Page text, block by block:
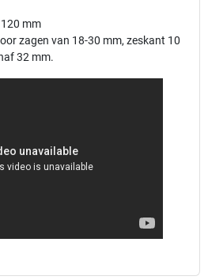
mm
zagen van 18-30 mm, zeskant 10
32 mm.